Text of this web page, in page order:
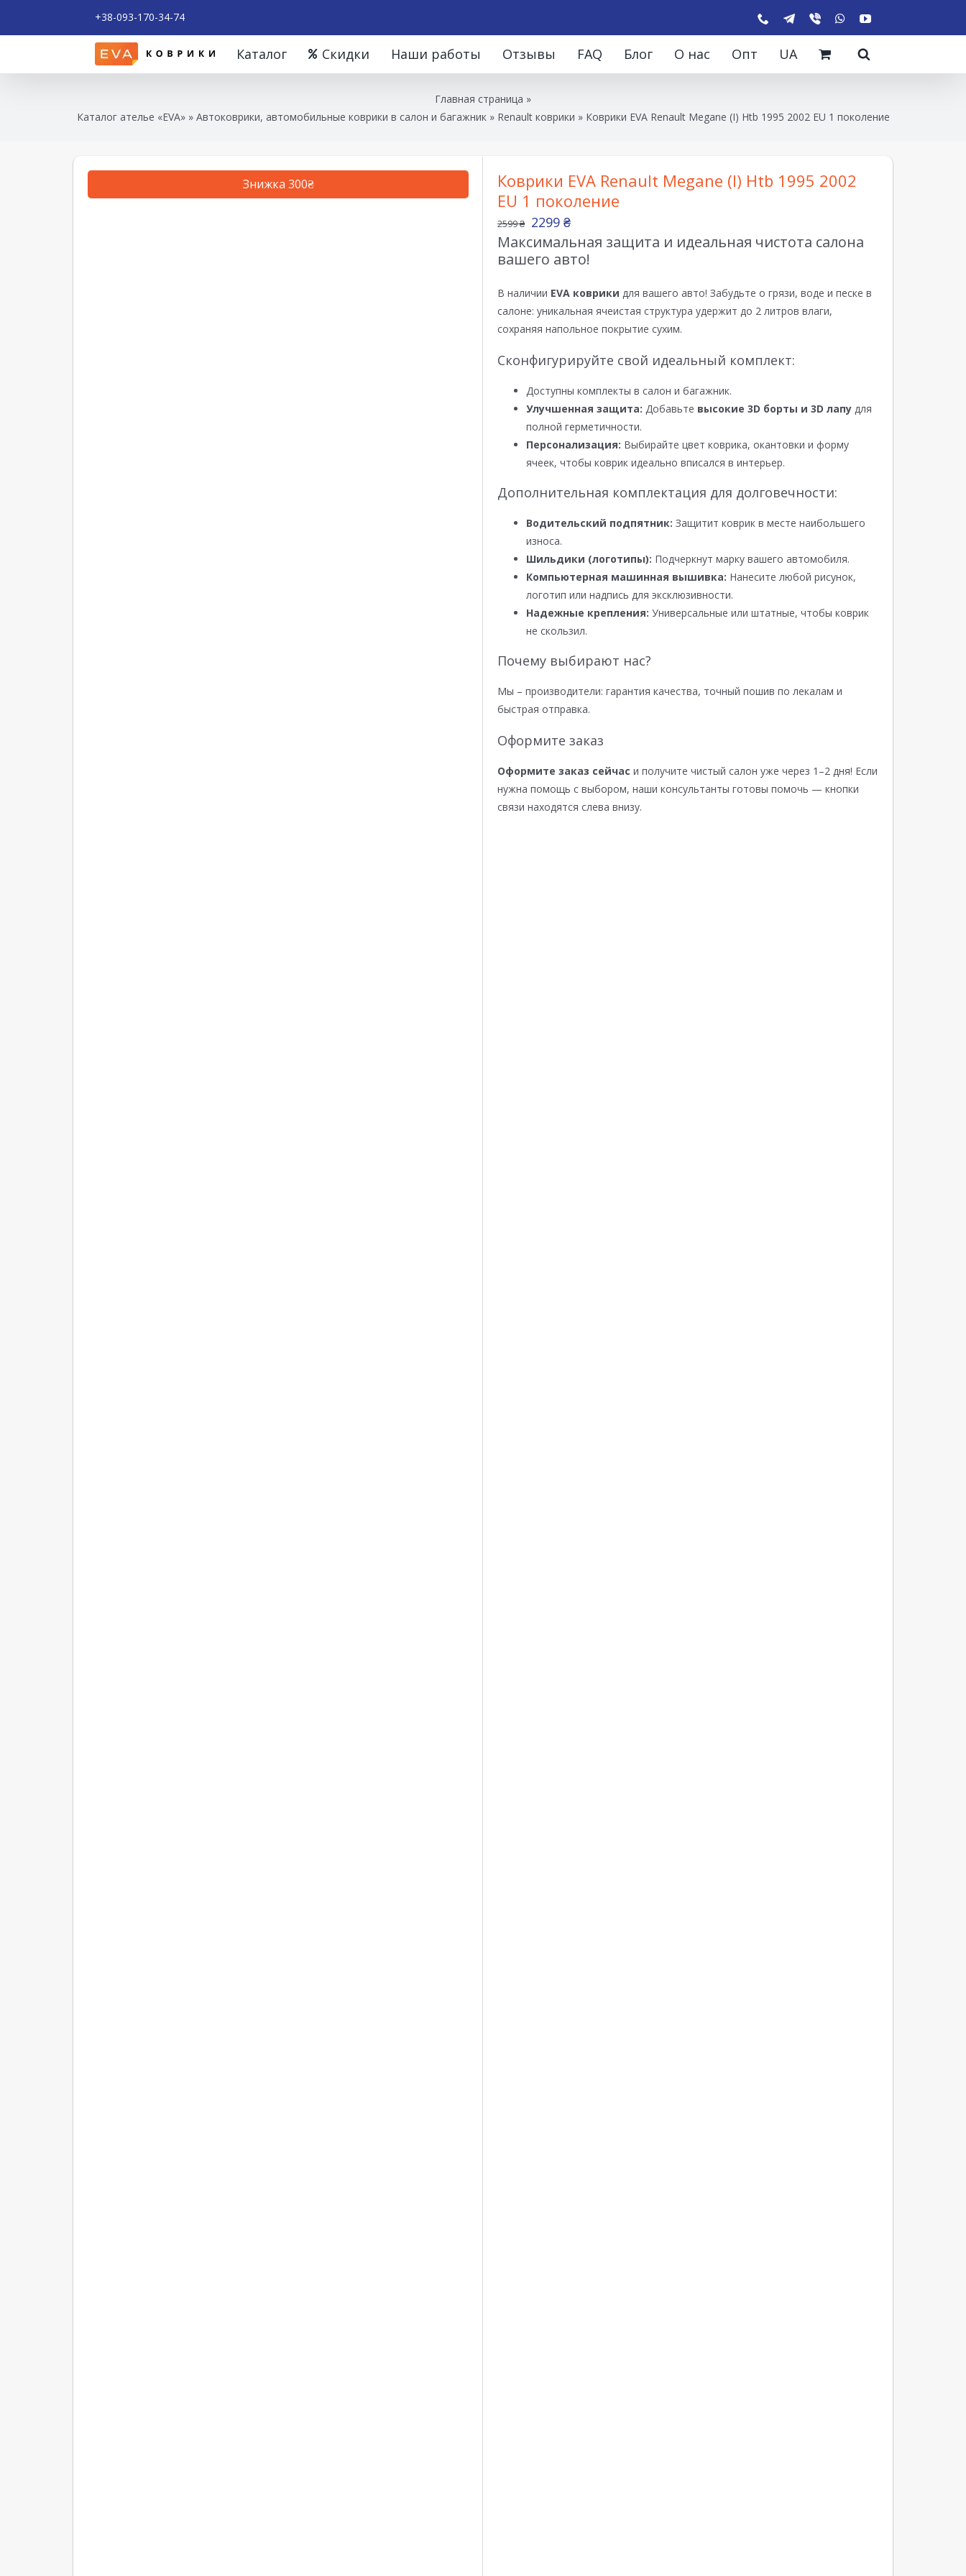
+38-093-170-34-74
Каталог Скидки Наши работы Отзывы FAQ Блог О нас Опт UA
Главная страница »
Каталог ателье «EVA»» Автоковрики, автомобильные коврики в салон и багажник » Renault коврики » Коврики EVA Renault Megane (I) Htb 1995 2002 EU 1 поколение
Знижка 300₴
Коврики EVA Renault Megane (I) Htb 1995 2002
EU 1 поколение
2599₴ 2299 ₴
Максимальная защита и идеальная чистота салона
вашего авто!
В наличии EVA коврики для вашего авто! Забудьте о грязи, воде и песке в
салоне: уникальная ячеистая структура удержит до 2 литров влаги,
сохраняя напольное покрытие сухим.
Сконфигурируйте свой идеальный комплект:
Доступны комплекты в салон и багажник.
Улучшенная защита: Добавьте высокие 3D борты и 3D лапу для
полной герметичности.
Персонализация: Выбирайте цвет коврика, окантовки и форму
ячеек, чтобы коврик идеально вписался в интерьер.
Дополнительная комплектация для долговечности:
Водительский подпятник: Защитит коврик в месте наибольшего
износа.
Шильдики (логотипы): Подчеркнут марку вашего автомобиля.
Компьютерная машинная вышивка: Нанесите любой рисунок,
логотип или надпись для эксклюзивности.
Надежные крепления: Универсальные или штатные, чтобы коврик
не скользил.
Почему выбирают нас?
Мы – производители: гарантия качества, точный пошив по лекалам и
быстрая отправка.
Оформите заказ
Оформите заказ сейчас и получите чистый салон уже через 1–2 дня! Если
нужна помощь с выбором, наши консультанты готовы помочь — кнопки
связи находятся слева внизу.